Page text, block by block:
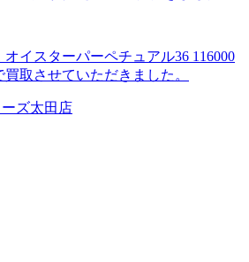
オイスターパーペチュアル36 116000
買取させていただきました。
ズ太田店